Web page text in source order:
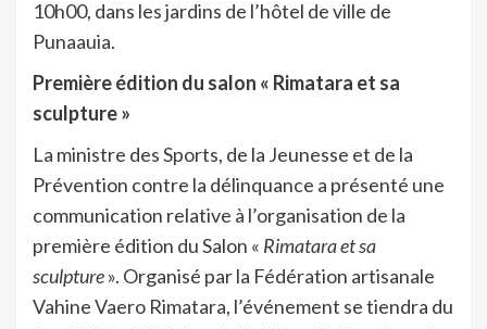
10h00, dans les jardins de l’hôtel de ville de
Punaauia.
Première édition du salon « Rimatara et sa
sculpture »
La ministre des Sports, de la Jeunesse et de la
Prévention contre la délinquance a présenté une
communication relative à l’organisation de la
première édition du Salon « Rimatara et sa
sculpture». Organisé par la Fédération artisanale
Vahine Vaero Rimatara, l’événement se tiendra du